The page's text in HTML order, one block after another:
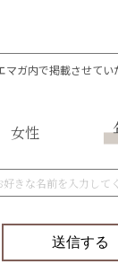
ガ内で掲載させてい
女性